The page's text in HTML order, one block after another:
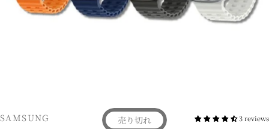
売り切れ
販売業者
SAMSUNG 3 reviews